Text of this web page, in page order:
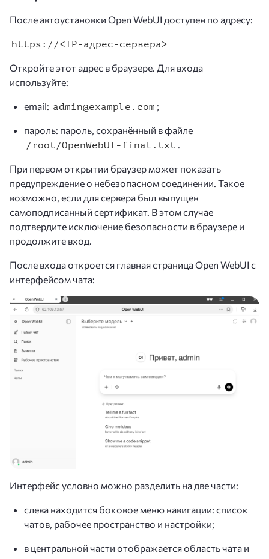
После автоустановки Open WebUI доступен по адресу:
https://<IP-адрес-сервера>
Откройте этот адрес в браузере. Для входа
используйте:
email: admin@example.com ;
пароль: пароль, сохранённый в файле
/root/OpenWebUI-final.txt .
При первом открытии браузер может показать
предупреждение о небезопасном соединении. Такое
возможно, если для сервера был выпущен
самоподписанный сертификат. В этом случае
подтвердите исключение безопасности в браузере и
продолжите вход.
После входа откроется главная страница Open WebUI с
интерфейсом чата:
Интерфейс условно можно разделить на две части:
слева находится боковое меню навигации: список
чатов, рабочее пространство и настройки;
в центральной части отображается область чата и